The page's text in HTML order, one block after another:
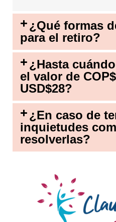
¿Qué formas
para el retiro?
¿Hasta
el valor de
USD$28?
¿En caso de
inquietudes
resolverlas?